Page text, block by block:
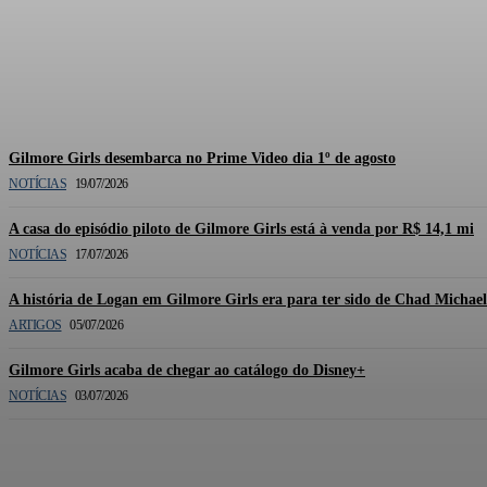
Gilmore Girls desembarca no Prime Video dia 1º de agosto
NOTÍCIAS 19/07/2026
A casa do episódio piloto de Gilmore Girls está à venda por R$ 14,1 mi
NOTÍCIAS 17/07/2026
A história de Logan em Gilmore Girls era para ter sido de Chad
ARTIGOS 05/07/2026
Gilmore Girls acaba de chegar ao catálogo do Disney+
NOTÍCIAS 03/07/2026